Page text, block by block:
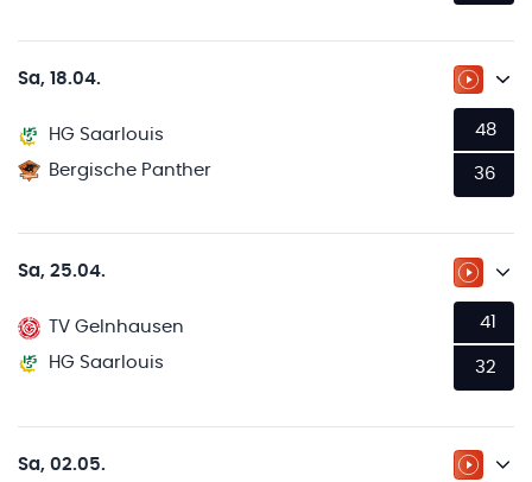
Sa, 18.04. ZUM
HG Saarlouis
Bergische Panther
48
36
Sa, 25.04. ZUM
TV Gelnhausen
HG Saarlouis
41
32
Sa, 02.05. ZUM